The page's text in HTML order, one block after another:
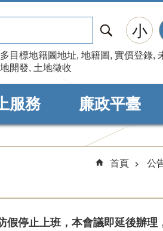
尋
目標地籍圖地址 地籍圖 實價登錄
開發 土地徵收
小
服務 廉政平臺
首頁
公
停止上班，本會議即延後辦理